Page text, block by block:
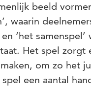
beeld
waarin
‘het
Het spel zorgt
om zo het
een aantal